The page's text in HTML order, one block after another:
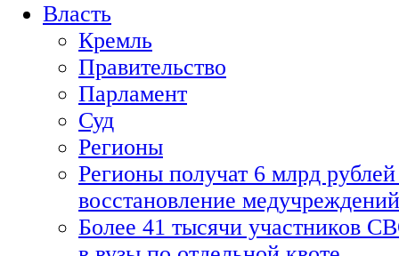
Власть
Кремль
Правительство
Парламент
Суд
Регионы
Регионы получат 6 млрд рублей
восстановление медучреждений
Более 41 тысячи участников